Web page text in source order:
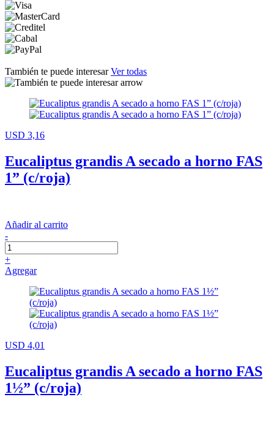
También te puede interesarVer todas
USD 3,16
Eucaliptus grandis A secado a horno FAS
1” (c/roja)
Añadir al carrito
-
+
Agregar
USD 4,01
Eucaliptus grandis A secado a horno FAS
1½” (c/roja)